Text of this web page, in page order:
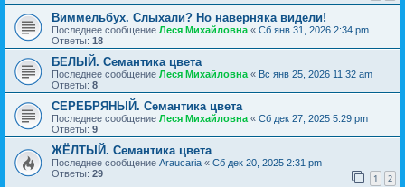
Виммельбух. Слыхали? Но наверняка видели!
Последнее сообщение Леся Михайловна « Сб янв 31, 2026 2:34 pm
Ответы: 18
БЕЛЫЙ. Семантика цвета
Последнее сообщение Леся Михайловна « Вс янв 25, 2026 11:32 am
Ответы: 8
СЕРЕБРЯНЫЙ. Семантика цвета
Последнее сообщение Леся Михайловна « Сб дек 27, 2025 5:29 pm
Ответы: 9
ЖЁЛТЫЙ. Семантика цвета
Последнее сообщение Araucaria « Сб дек 20, 2025 2:31 pm
Ответы: 29 1 2